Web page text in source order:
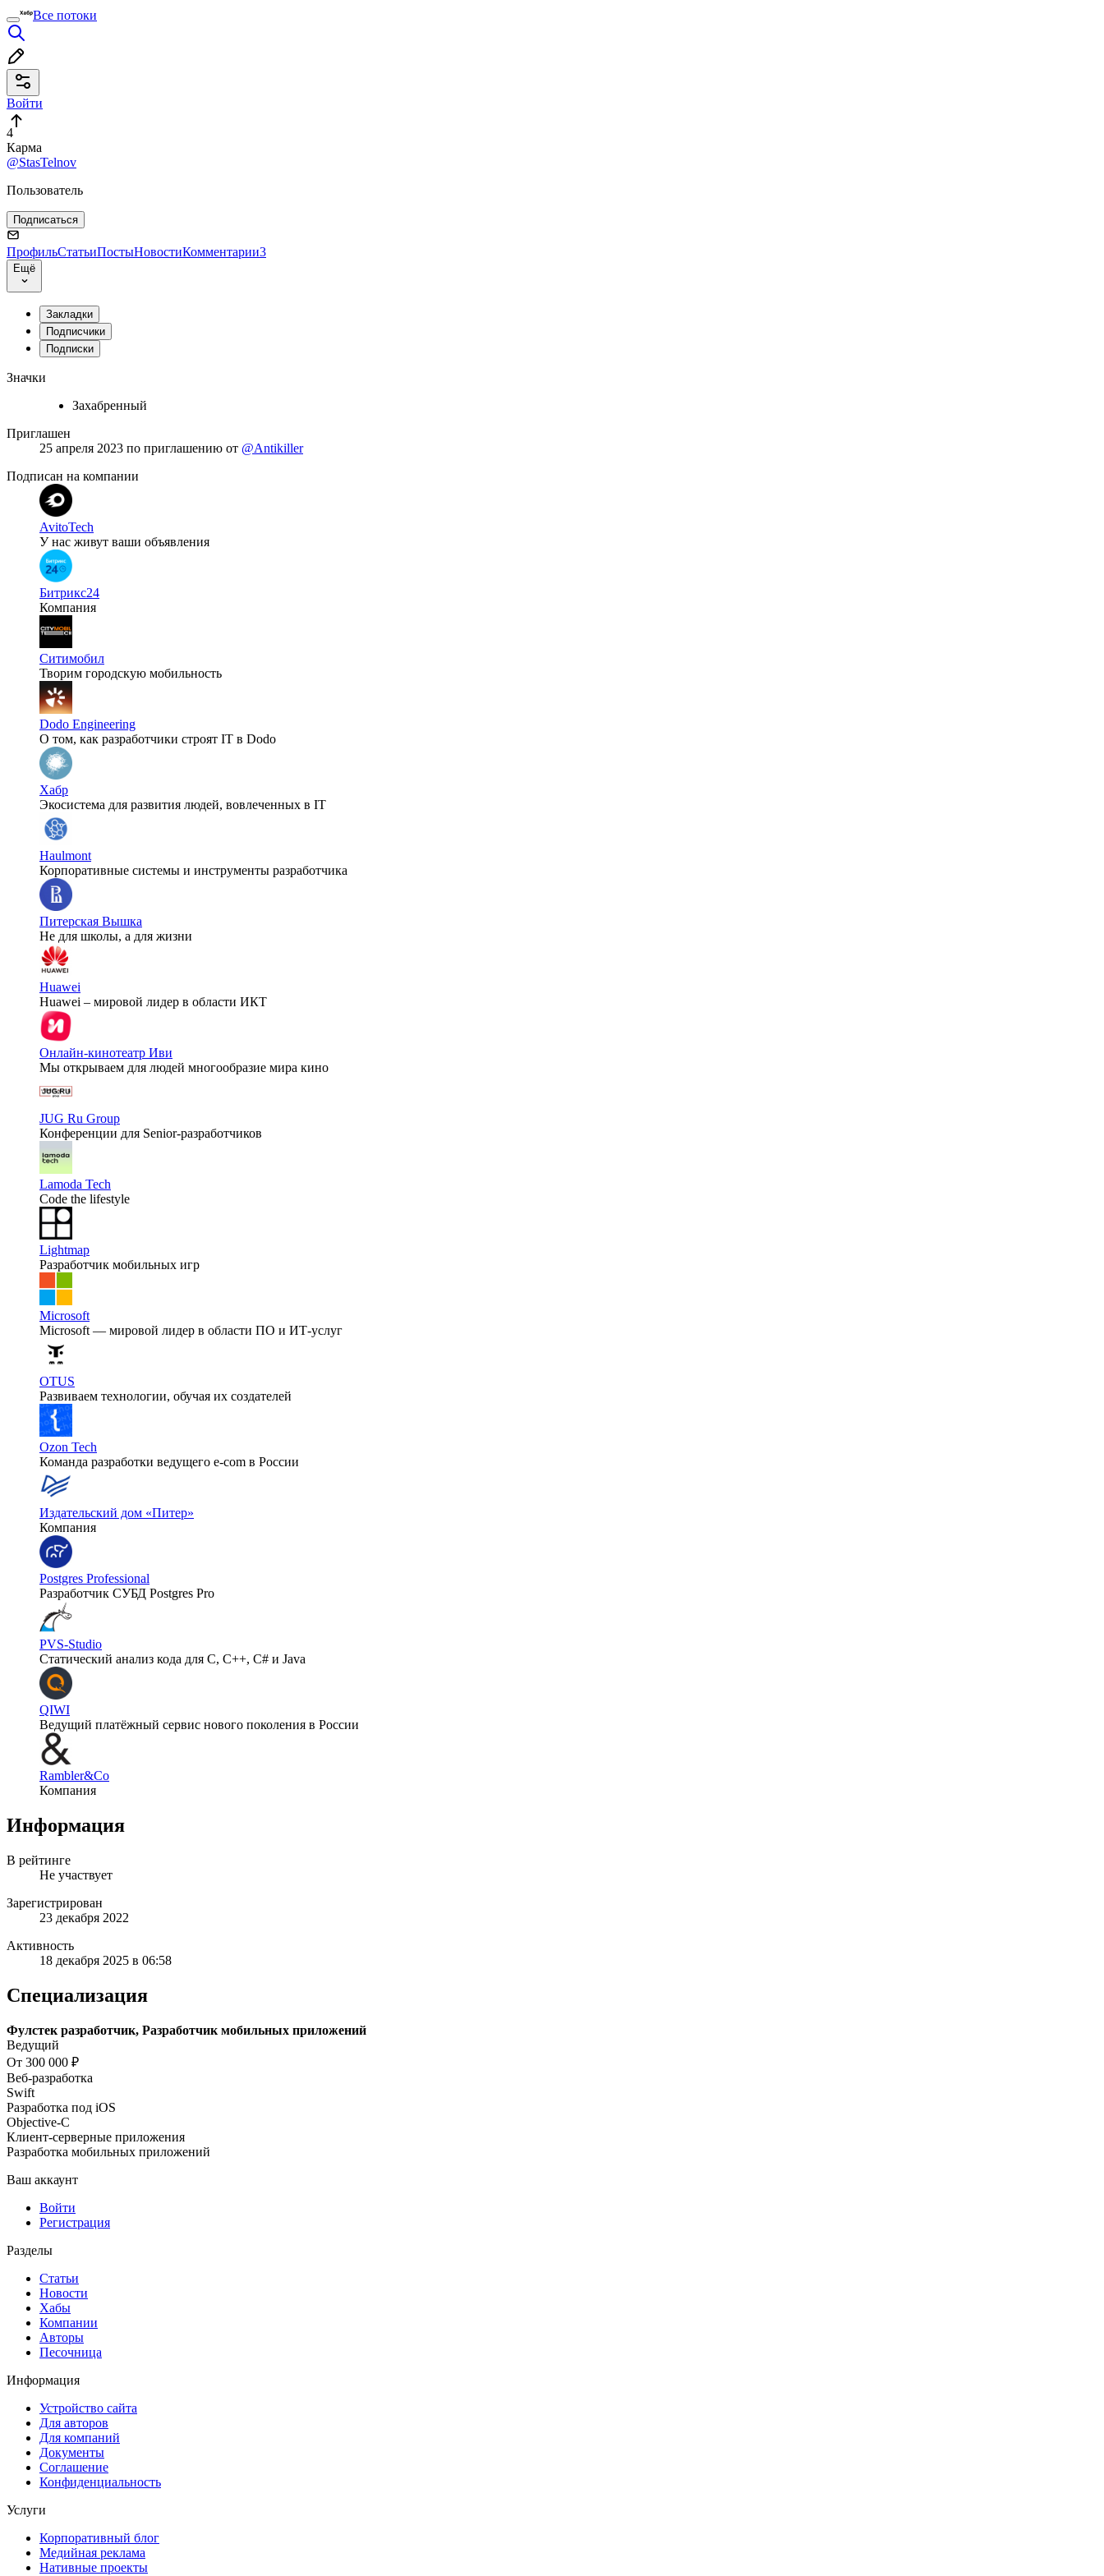
Все потоки
Войти
4
Карма
@StasTelnov
Пользователь
Подписаться
ПрофильСтатьиПостыНовостиКомментарии3
Ещё
Закладки
Подписчики
Подписки
Значки
Захабренный
Приглашен
25 апреля 2023 по приглашению от @Antikiller
Подписан на компании
AvitoTech
У нас живут ваши объявления
Битрикс24
Компания
Ситимобил
Творим городскую мобильность
Dodo Engineering
О том, как разработчики строят IT в Dodo
Хабр
Экосистема для развития людей, вовлеченных в IT
Haulmont
Корпоративные системы и инструменты разработчика
Питерская Вышка
Не для школы, а для жизни
Huawei
Huawei – мировой лидер в области ИКТ
Онлайн-кинотеатр Иви
Мы открываем для людей многообразие мира кино
JUG Ru Group
Конференции для Senior-разработчиков
Lamoda Tech
Code the lifestyle
Lightmap
Разработчик мобильных игр
Microsoft
Microsoft — мировой лидер в области ПО и ИТ-услуг
OTUS
Развиваем технологии, обучая их создателей
Ozon Tech
Команда разработки ведущего e‑com в России
Издательский дом «Питер»
Компания
Postgres Professional
Разработчик СУБД Postgres Pro
PVS-Studio
Статический анализ кода для C, C++, C# и Java
QIWI
Ведущий платёжный сервис нового поколения в России
Rambler&Co
Компания
Информация
В рейтинге
Не участвует
Зарегистрирован
23 декабря 2022
Активность
18 декабря 2025 в 06:58
Специализация
Фулстек разработчик, Разработчик мобильных приложений
Ведущий
От 300 000 ₽
Веб-разработка
Swift
Разработка под iOS
Objective-С
Клиент-серверные приложения
Разработка мобильных приложений
Ваш аккаунт
Войти
Регистрация
Разделы
Статьи
Новости
Хабы
Компании
Авторы
Песочница
Информация
Устройство сайта
Для авторов
Для компаний
Документы
Соглашение
Конфиденциальность
Услуги
Корпоративный блог
Медийная реклама
Нативные проекты